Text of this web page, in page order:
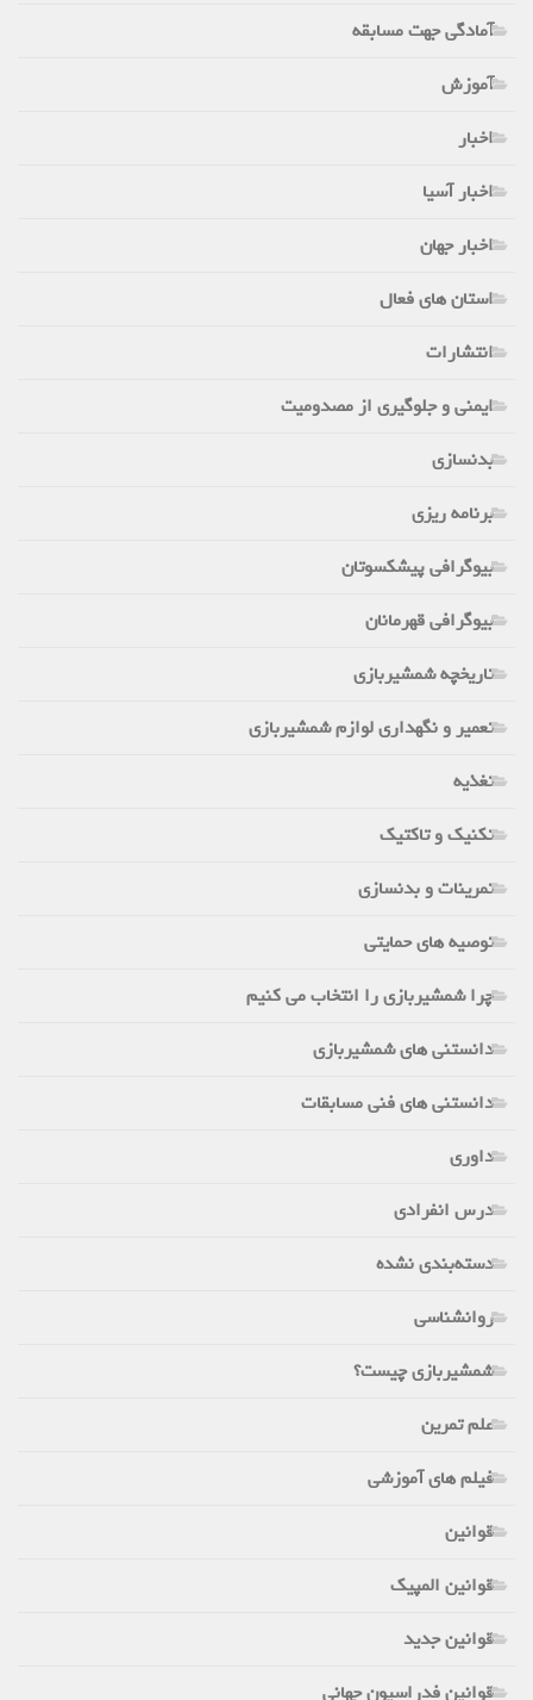
آمادگی جهت مسابقه
آموزش
اخبار
اخبار آسیا
اخبار جهان
استان های فعال
انتشارات
ایمنی و جلوگیری از مصدومیت
بدنسازی
برنامه ریزی
بیوگرافی پیشکسوتان
بیوگرافی قهرمانان
تاریخچه شمشیربازی
تعمیر و نگهداری لوازم شمشیربازی
تغذیه
تکنیک و تاکتیک
تمرینات و بدنسازی
توصیه های حمایتی
چرا شمشیربازی را انتخاب می کنیم
دانستنی های شمشیربازی
دانستنی های فنی مسابقات
داوری
درس انفرادی
دسته‌بندی نشده
روانشناسی
شمشیربازی چیست؟
علم تمرین
فیلم های آموزشی
قوانین
قوانین المپیک
قوانین جدید
قوانین فدراسیون جهانی